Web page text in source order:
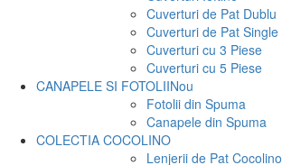
Cuverturi de Pat Dublu
Cuverturi de Pat Single
Cuverturi cu 3 Piese
Cuverturi cu 5 Piese
CANAPELE SI FOTOLIINou
Fotolii din Spuma
Canapele din Spuma
COLECTIA COCOLINO
Lenjerii de Pat Cocolino